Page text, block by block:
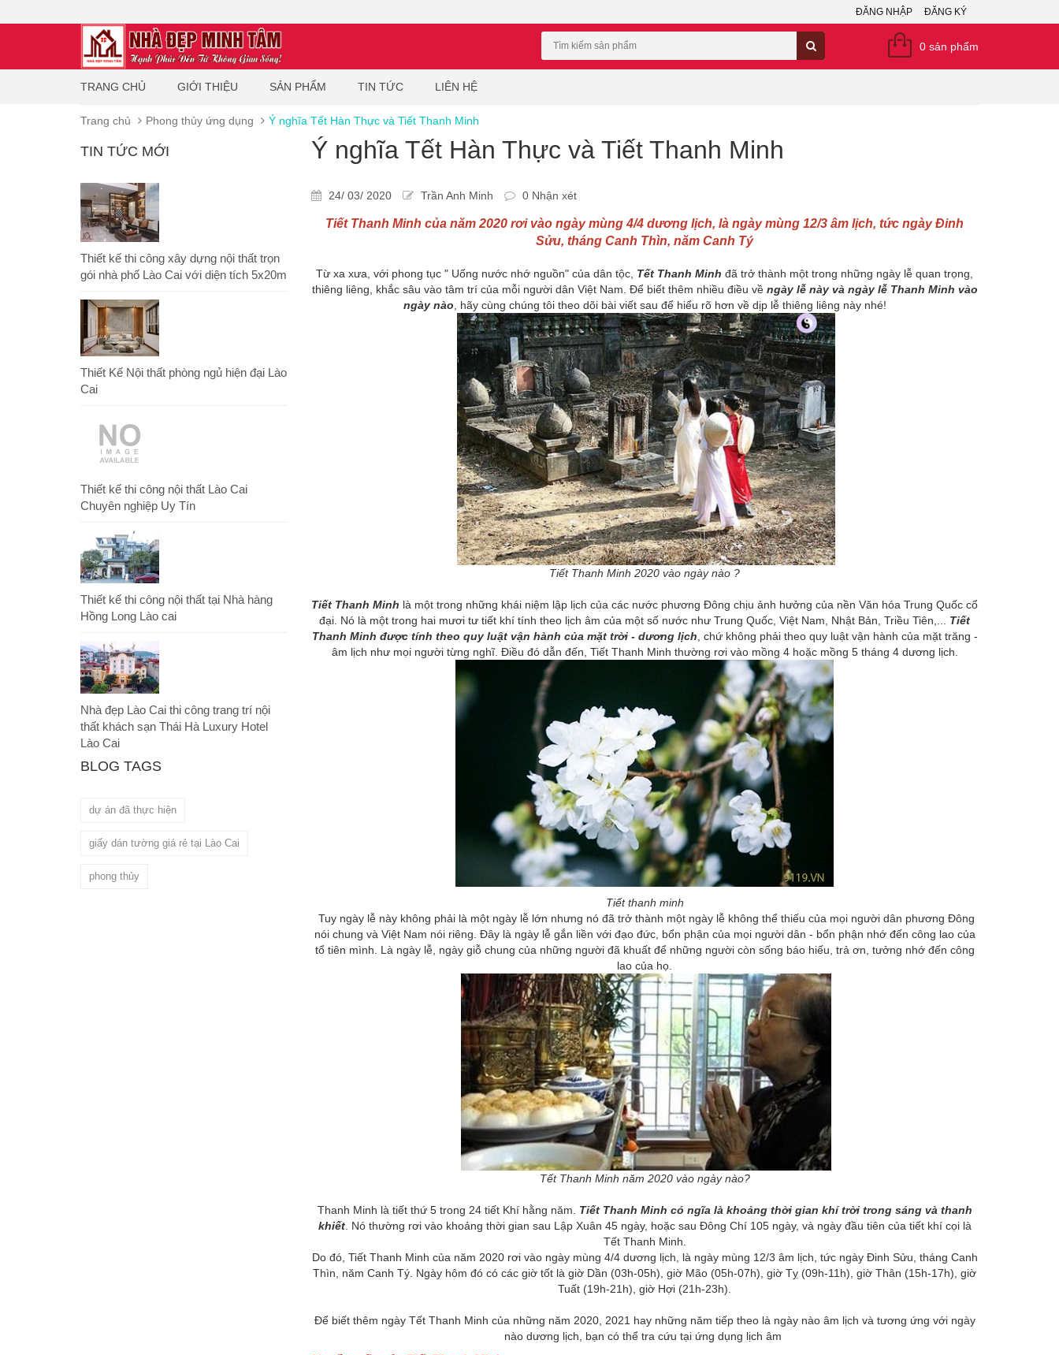
ĐĂNG NHẬP ĐĂNG KÝ
0 sản phẩm
TRANG CHỦ GIỚI THIỆU SẢN PHẨM TIN TỨC LIÊN HỆ
Trang chủ Phong thủy ứng dụng Ý nghĩa Tết Hàn Thực và Tiết Thanh Minh
TIN TỨC MỚI
Thiết kế thi công xây dựng nội thất trọn
gói nhà phố Lào Cai với diện tích 5x20m
Thiết Kế Nội thất phòng ngủ hiện đại Lào
Cai
Thiết kế thi công nội thất Lào Cai
Chuyên nghiệp Uy Tín
Thiết kế thi công nội thất tại Nhà hàng
Hồng Long Lào cai
Nhà đẹp Lào Cai thi công trang trí nội
thất khách sạn Thái Hà Luxury Hotel
Lào Cai
BLOG TAGS
dự án đã thực hiện
giấy dán tường giá rẻ tại Lào Cai
phong thủy
Ý nghĩa Tết Hàn Thực và Tiết Thanh Minh
24/ 03/ 2020 Trần Anh Minh 0 Nhận xét
Tiết Thanh Minh của năm 2020 rơi vào ngày mùng 4/4 dương lịch, là ngày mùng 12/3 âm lịch, tức ngày Đinh
Sửu, tháng Canh Thìn, năm Canh Tý
Từ xa xưa, với phong tục " Uống nước nhớ nguồn" của dân tộc, Tết Thanh Minh đã trở thành một trong những ngày lễ quan trọng,
thiêng liêng, khắc sâu vào tâm trí của mỗi người dân Việt Nam. Để biết thêm nhiều điều về ngày lễ này và ngày lễ Thanh Minh vào
ngày nào , hãy cùng chúng tôi theo dõi bài viết sau để hiểu rõ hơn về dịp lễ thiêng liêng này nhé!
Tiết Thanh Minh 2020 vào ngày nào ?
Tiết Thanh Minh là một trong những khái niệm lập lịch của các nước phương Đông chịu ảnh hưởng của nền Văn hóa Trung Quốc cổ
đại. Nó là một trong hai mươi tư tiết khí tính theo lịch âm của một số nước như Trung Quốc, Việt Nam, Nhật Bản, Triều Tiên,... Tiết
Thanh Minh được tính theo quy luật vận hành của mặt trời - dương lịch , chứ không phải theo quy luật vận hành của mặt trăng -
âm lịch như mọi người từng nghĩ. Điều đó dẫn đến, Tiết Thanh Minh thường rơi vào mồng 4 hoặc mồng 5 tháng 4 dương lịch.
Tiết thanh minh
Tuy ngày lễ này không phải là một ngày lễ lớn nhưng nó đã trở thành một ngày lễ không thể thiếu của mọi người dân phương Đông
nói chung và Việt Nam nói riêng. Đây là ngày lễ gắn liền với đạo đức, bổn phận của mọi người dân - bổn phận nhớ đến công lao của
tổ tiên mình. Là ngày lễ, ngày giỗ chung của những người đã khuất để những người còn sống báo hiếu, trả ơn, tưởng nhớ đến công
lao của họ.
Tết Thanh Minh năm 2020 vào ngày nào?
Thanh Minh là tiết thứ 5 trong 24 tiết Khí hằng năm. Tiết Thanh Minh có ngĩa là khoảng thời gian khí trời trong sáng và thanh
khiết. Nó thường rơi vào khoảng thời gian sau Lập Xuân 45 ngày, hoặc sau Đông Chí 105 ngày, và ngày đầu tiên của tiết khí cọi là
Tết Thanh Minh.
Do đó, Tiết Thanh Minh của năm 2020 rơi vào ngày mùng 4/4 dương lịch, là ngày mùng 12/3 âm lịch, tức ngày Đinh Sửu, tháng Canh
Thìn, năm Canh Tý. Ngày hôm đó có các giờ tốt là giờ Dần (03h-05h), giờ Mão (05h-07h), giờ Tỵ (09h-11h), giờ Thân (15h-17h), giờ
Tuất (19h-21h), giờ Hợi (21h-23h).
Để biết thêm ngày Tết Thanh Minh của những năm 2020, 2021 hay những năm tiếp theo là ngày nào âm lịch và tương ứng với ngày
nào dương lịch, bạn có thể tra cứu tại ứng dụng lịch âm